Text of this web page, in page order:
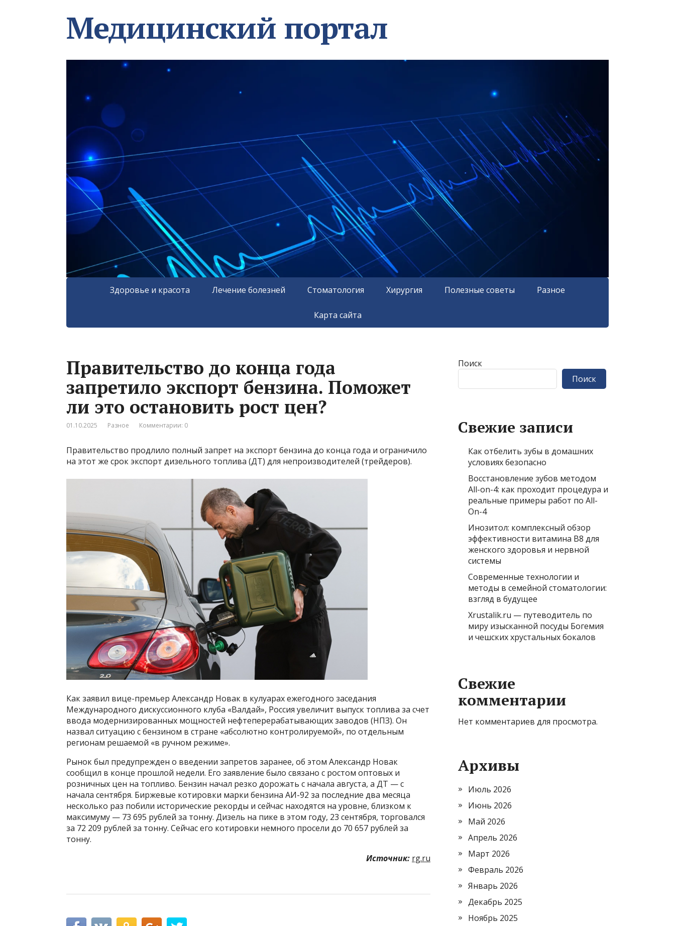
Медицинский портал
Здоровье и красота Лечение болезней Стоматология Хирургия Полезные советы Разное
Карта сайта
Правительство до конца года
запретило экспорт бензина. Поможет
ли это остановить рост цен?
01.10.2025 Разное Комментарии: 0
Правительство продлило полный запрет на экспорт бензина до конца года и ограничило
на этот же срок экспорт дизельного топлива (ДТ) для непроизводителей (трейдеров).
Как заявил вице-премьер Александр Новак в кулуарах ежегодного заседания
Международного дискуссионного клуба «Валдай», Россия увеличит выпуск топлива за счет
ввода модернизированных мощностей нефтеперерабатывающих заводов (НПЗ). Он
назвал ситуацию с бензином в стране «абсолютно контролируемой», по отдельным
регионам решаемой «в ручном режиме».
Рынок был предупрежден о введении запретов заранее, об этом Александр Новак
сообщил в конце прошлой недели. Его заявление было связано с ростом оптовых и
розничных цен на топливо. Бензин начал резко дорожать с начала августа, а ДТ — с
начала сентября. Биржевые котировки марки бензина АИ-92 за последние два месяца
несколько раз побили исторические рекорды и сейчас находятся на уровне, близком к
максимуму — 73 695 рублей за тонну. Дизель на пике в этом году, 23 сентября, торговался
за 72 209 рублей за тонну. Сейчас его котировки немного просели до 70 657 рублей за
тонну.
Источник: rg.ru
Поиск
Поиск
Свежие записи
Как отбелить зубы в домашних
условиях безопасно
Восстановление зубов методом
All-on-4: как проходит процедура и
реальные примеры работ по All-
On-4
Инозитол: комплексный обзор
эффективности витамина B8 для
женского здоровья и нервной
системы
Современные технологии и
методы в семейной стоматологии:
взгляд в будущее
Xrustalik.ru — путеводитель по
миру изысканной посуды Богемия
и чешских хрустальных бокалов
Свежие
комментарии
Нет комментариев для просмотра.
Архивы
Июль 2026
Июнь 2026
Май 2026
Апрель 2026
Март 2026
Февраль 2026
Январь 2026
Декабрь 2025
Ноябрь 2025